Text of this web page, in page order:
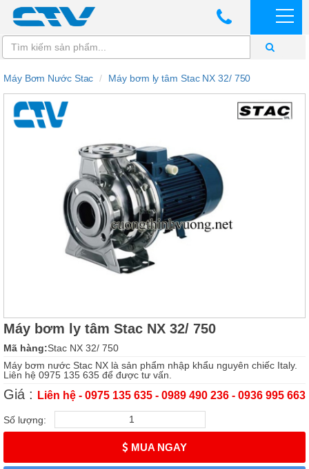
Máy Bơm Nước Stac Máy bơm ly tâm Stac NX 32/ 750
Máy bơm ly tâm Stac NX 32/ 750
Mã hàng:Stac NX 32/ 750
Máy bơm nước Stac NX là sản phẩm nhập khẩu nguyên chiếc Italy.
Liên hệ 0975 135 635 để được tư vấn.
Giá : Liên hệ - 0975 135 635 - 0989 490 236 - 0936 995 663
Số lượng:
MUA NGAY